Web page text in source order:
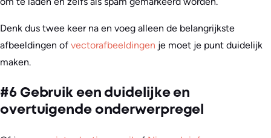
Denk dus twee keer na en voeg alleen de belangrijkste
afbeeldingen of vectorafbeeldingen je moet je punt duidelijk
maken.
#6 Gebruik een duidelijke en
overtuigende onderwerpregel